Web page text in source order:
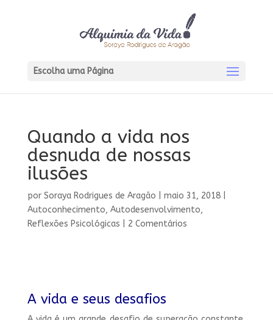
Escolha uma Página
Quando a vida nos
desnuda de nossas
ilusões
por Soraya Rodrigues de Aragão maio 31, 2018|
Autoconhecimento, Autodesenvolvimento,
Reflexões Psicológicas
2 Comentários
A vida e seus desafios